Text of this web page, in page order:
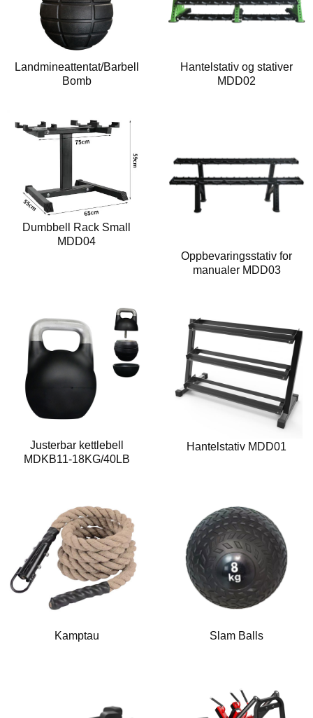
Landmineattentat/Barbell
Bomb
Hantelstativ og stativer
MDD02
Dumbbell Rack Small
MDD04
Oppbevaringsstativ for
manualer MDD03
Justerbar kettlebell
MDKB11-18KG/40LB
Hantelstativ MDD01
Kamptau Slam Balls